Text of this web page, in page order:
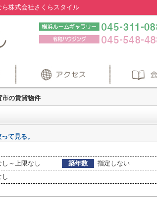
株式会社さくらスタイル
市の賃貸物件
て見る。
し～上限なし 築年数
指定しない
し